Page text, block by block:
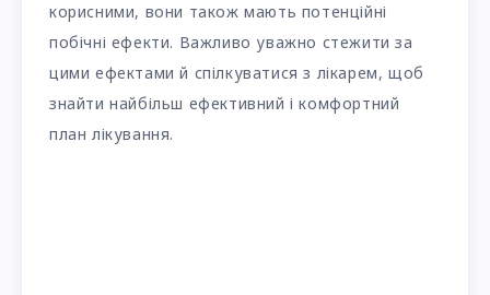
корисними, вони також мають потенційні
побічні ефекти. Важливо уважно стежити за
цими ефектами й спілкуватися з лікарем, щоб
знайти найбільш ефективний і комфортний
план лікування.